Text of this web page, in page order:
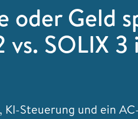
oder Geld
vs. SOLIX 3
KI-Steuerung und ein